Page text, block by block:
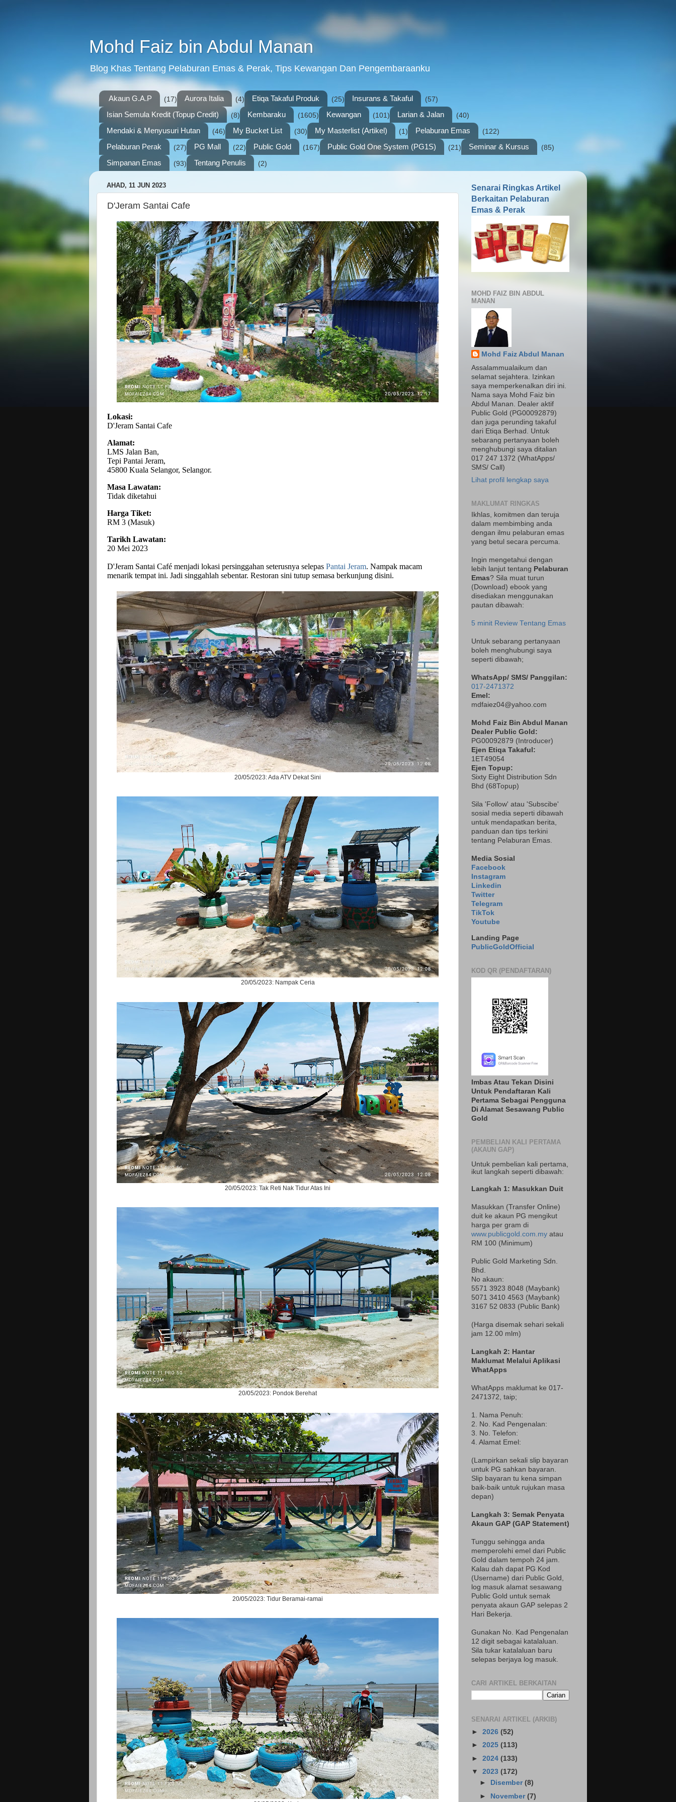
Mohd Faiz bin Abdul Manan
Blog Khas Tentang Pelaburan Emas & Perak, Tips Kewangan Dan Pengembaraanku
Akaun G.A.P (17) Aurora Italia (4) Etiqa Takaful Produk (25) Insurans & Takaful (57)
Isian Semula Kredit (Topup Credit) (8) Kembaraku (1605) Kewangan (101) Larian & Jalan (40)
Mendaki & Menyusuri Hutan (46) My Bucket List (30) My Masterlist (Artikel) (1) Pelaburan Emas (122)
Pelaburan Perak (27) PG Mall (22) Public Gold (167) Public Gold One System (PG1S) (21) Seminar & Kursus (85)
Simpanan Emas (93) Tentang Penulis (2)
AHAD, 11 JUN 2023
D'Jeram Santai Cafe
Lokasi:
D'Jeram Santai Cafe
Alamat:
LMS Jalan Ban,
Tepi Pantai Jeram,
45800 Kuala Selangor, Selangor.
Masa Lawatan:
Tidak diketahui
Harga Tiket:
RM 3 (Masuk)
Tarikh Lawatan:
20 Mei 2023
D'Jeram Santai Café menjadi lokasi persinggahan seterusnya selepas Pantai Jeram. Nampak macam
menarik tempat ini. Jadi singgahlah sebentar. Restoran sini tutup semasa berkunjung disini.
20/05/2023: Ada ATV Dekat Sini
20/05/2023: Nampak Ceria
20/05/2023: Tak Reti Nak Tidur Atas Ini
20/05/2023: Pondok Berehat
20/05/2023: Tidur Beramai-ramai
Senarai Ringkas Artikel
Berkaitan Pelaburan
Emas & Perak
MOHD FAIZ BIN ABDUL
MANAN
Mohd Faiz Abdul Manan
Assalammualaikum dan
selamat sejahtera. Izinkan
saya memperkenalkan diri ini.
Nama saya Mohd Faiz bin
Abdul Manan. Dealer aktif
Public Gold (PG00092879)
dan juga perunding takaful
dari Etiqa Berhad. Untuk
sebarang pertanyaan boleh
menghubungi saya ditalian
017 247 1372 (WhatApps/
SMS/ Call)
Lihat profil lengkap saya
MAKLUMAT RINGKAS
Ikhlas, komitmen dan teruja
dalam membimbing anda
dengan ilmu pelaburan emas
yang betul secara percuma.
Ingin mengetahui dengan
lebih lanjut tentang Pelaburan
Emas? Sila muat turun
(Download) ebook yang
disediakan menggunakan
pautan dibawah:
5 minit Review Tentang Emas
Untuk sebarang pertanyaan
boleh menghubungi saya
seperti dibawah;
WhatsApp/ SMS/ Panggilan:
017-2471372
Emel:
mdfaiez04@yahoo.com
Mohd Faiz Bin Abdul Manan
Dealer Public Gold:
PG00092879 ( Introducer)
Ejen Etiqa Takaful:
1ET49054
Ejen Topup:
Sixty Eight Distribution Sdn
Bhd (68Topup)
Sila 'Follow' atau 'Subscibe'
sosial media seperti dibawah
untuk mendapatkan berita,
panduan dan tips terkini
tentang Pelaburan Emas.
Media Sosial
Facebook
Instagram
Linkedin
Twitter
Telegram
TikTok
Youtube
Landing Page
PublicGoldOfficial
KOD QR (PENDAFTARAN)
Imbas Atau Tekan Disini
Untuk Pendaftaran Kali
Pertama Sebagai Pengguna
Di Alamat Sesawang Public
Gold
PEMBELIAN KALI PERTAMA
(AKAUN GAP)
Untuk pembelian kali pertama,
ikut langkah seperti dibawah:
Langkah 1: Masukkan Duit
Masukkan (Transfer Online)
duit ke akaun PG mengikut
harga per gram di
www.publicgold.com.my atau
RM 100 (Minimum)
Public Gold Marketing Sdn.
Bhd.
No akaun:
5571 3923 8048 (Maybank)
5071 3410 4563 (Maybank)
3167 52 0833 (Public Bank)
(Harga disemak sehari sekali
jam 12.00 mlm)
Langkah 2: Hantar
Maklumat Melalui Aplikasi
WhatApps
WhatApps maklumat ke 017-
2471372 , taip;
1. Nama Penuh:
2. No. Kad Pengenalan:
3. No. Telefon:
4. Alamat Emel:
(Lampirkan sekali slip bayaran
untuk PG sahkan bayaran.
Slip bayaran tu kena simpan
baik-baik untuk rujukan masa
depan)
Langkah 3: Semak Penyata
Akaun GAP (GAP Statement)
Tunggu sehingga anda
memperolehi emel dari Public
Gold dalam tempoh 24 jam.
Kalau dah dapat PG Kod
(Username) dari Public Gold,
log masuk alamat sesawang
Public Gold untuk semak
penyata akaun GAP selepas 2
Hari Bekerja.
Gunakan No. Kad Pengenalan
12 digit sebagai katalaluan.
Sila tukar katalaluan baru
selepas berjaya log masuk.
CARI ARTIKEL BERKAITAN
SENARAI ARTIKEL (ARKIB)
► 2026 (52)
► 2025 (113)
► 2024 (133)
▼ 2023 (172)
►
Disember(8)
► November(7)